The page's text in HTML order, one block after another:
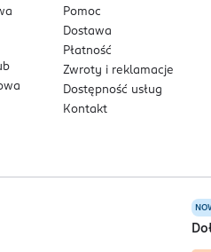
Pomoc
Dostawa
Płatność
Zwroty i reklamacje
Dostępność usług
Kontakt